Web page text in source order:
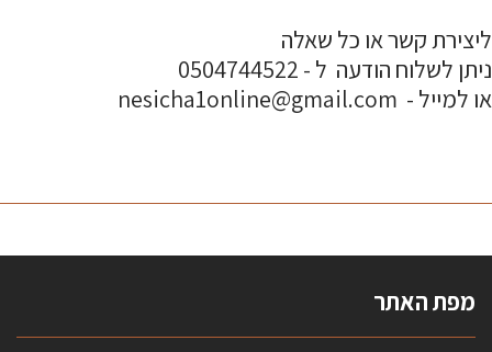
ליצירת קשר או כל שאלה
ניתן לשלוח הודעה ל - 0504744522
או למייל - nesicha1online@gmail.com
מפת האתר